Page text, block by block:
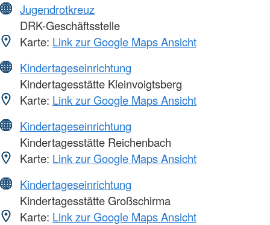
Jugendrotkreuz
DRK-Geschäftsstelle
Karte: Link zur Google Maps Ansicht
Kindertageseinrichtung
Kindertagesstätte Kleinvoigtsberg
Karte: Link zur Google Maps Ansicht
Kindertageseinrichtung
Kindertagesstätte Reichenbach
Karte: Link zur Google Maps Ansicht
Kindertageseinrichtung
Kindertagesstätte Großschirma
Karte: Link zur Google Maps Ansicht